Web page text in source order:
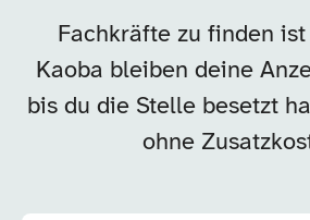
Fachkräfte zu finden
Kaoba bleiben deine
bis du die Stelle besetzt
ohne